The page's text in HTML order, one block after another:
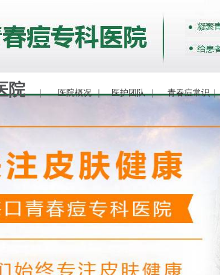
院｜医院概况｜医护团队｜青春痘常识